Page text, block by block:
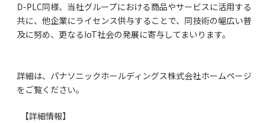
D-PLC同様、当社グループにおける商品やサービスに活用する
共に、他企業にライセンス供与することで、同技術の幅広い普
及に努め、更なるIoT社会の発展に寄与してまいります。
詳細は、パナソニックホールディングス株式会社ホームページ
をご覧ください。
【詳細情報】